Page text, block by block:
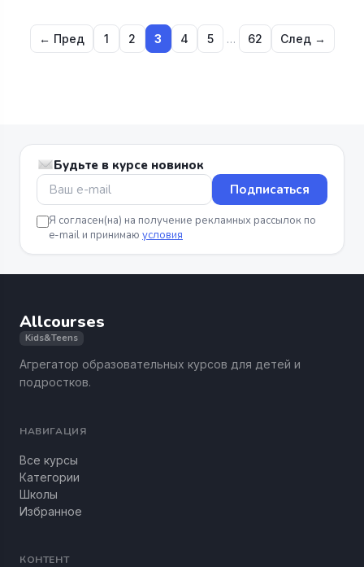
← Пред 1 2 3 4 5 … 62 След →
Будьте в курсе новинок
Подписаться
Я согласен(на) на получение рекламных рассылок по
e-mail и принимаю условия
Allcourses
Kids&Teens
Агрегатор образовательных курсов для детей и
подростков.
НАВИГАЦИЯ
Все курсы
Категории
Школы
Избранное
КОНТЕНТ